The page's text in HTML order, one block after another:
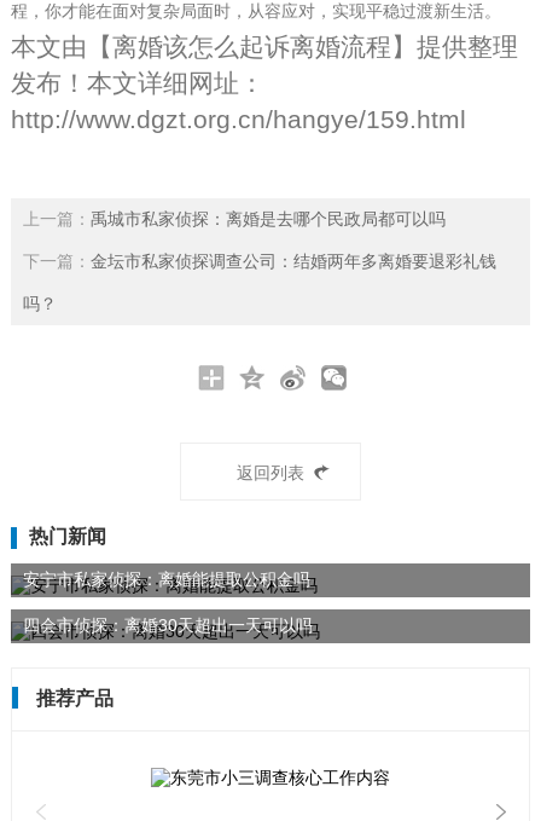
程，你才能在面对复杂局面时，从容应对，实现平稳过渡新生活。
本文由【离婚该怎么起诉离婚流程】提供整理
发布！本文详细网址：
http://www.dgzt.org.cn/hangye/159.html
上一篇： 禹城市私家侦探：离婚是去哪个民政局都可以吗
下一篇： 金坛市私家侦探调查公司：结婚两年多离婚要退彩礼钱
吗？
返回列表
热门新闻
安宁市私家侦探：离婚能提取公积金吗
四会市侦探：离婚30天超出一天可以吗
推荐产品